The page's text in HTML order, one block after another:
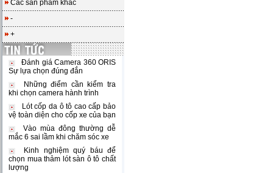
Các sản phẩm khác
-
+
Đánh giá Camera 360 ORIS
Sự lựa chọn đúng đắn
Những điểm cần kiểm tra
khi chọn camera hành trình
Lót cốp da ô tô cao cấp bảo
vệ toàn diện cho cốp xe của bạn
Vào mùa đông thường dễ
mắc 6 sai lầm khi chăm sóc xe
Kinh nghiệm quý báu để
chọn mua thảm lót sàn ô tô chất
lượng